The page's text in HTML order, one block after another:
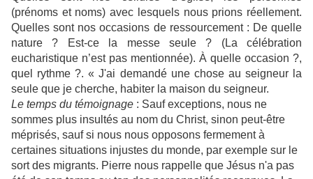
(prénoms et noms) avec lesquels nous prions réellement.
Quelles sont nos occasions de ressourcement : De quelle
nature ? Est-ce la messe seule ? (La célébration
eucharistique n’est pas mentionnée). À quelle occasion ?,
quel rythme ?. « J'ai demandé une chose au seigneur la
seule que je cherche, habiter la maison du seigneur.
Le temps du témoignage : Sauf exceptions, nous ne
sommes plus insultés au nom du Christ, sinon peut-être
méprisés, sauf si nous nous opposons fermement à
certaines situations injustes du monde, par exemple sur le
sort des migrants. Pierre nous rappelle que Jésus n'a pas